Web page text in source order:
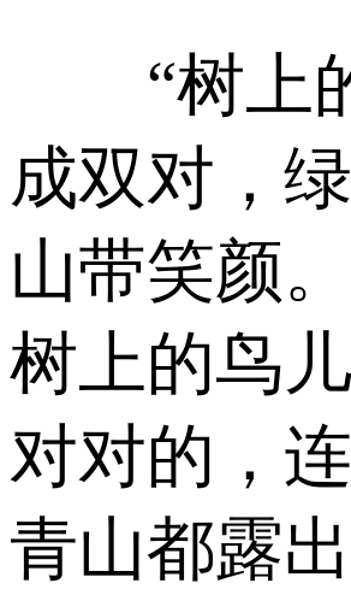
“树上
成双对，
山带笑颜
树上的鸟
对对的，
青山都露